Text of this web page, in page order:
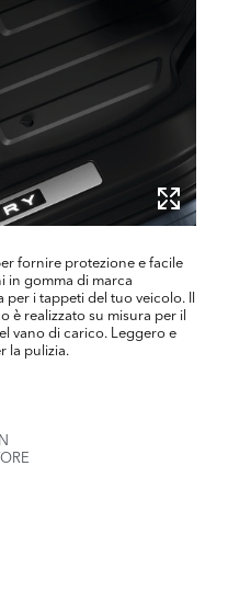
fornire protezione e facile
in gomma di marca
i tappeti del tuo veicolo. Il
è realizzato su misura per il
vano di carico. Leggero e
la pulizia.